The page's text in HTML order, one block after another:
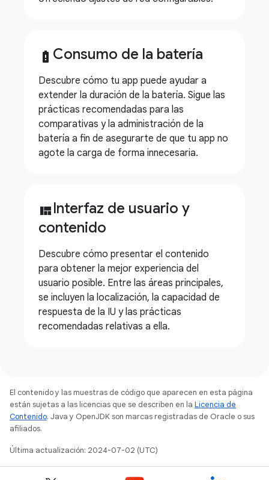
battery_alert Consumo de la batería
Descubre cómo tu app puede ayudar a
extender la duración de la batería. Sigue las
prácticas recomendadas para las
comparativas y la administración de la
batería a fin de asegurarte de que tu app no
agote la carga de forma innecesaria.
view_quilt Interfaz de usuario y
contenido
Descubre cómo presentar el contenido
para obtener la mejor experiencia del
usuario posible. Entre las áreas principales,
se incluyen la localización, la capacidad de
respuesta de la IU y las prácticas
recomendadas relativas a ella.
El contenido y las muestras de código que aparecen en esta página
están sujetas a las licencias que se describen en la Licencia de
Contenido. Java y OpenJDK son marcas registradas de Oracle o sus
afiliados.
Última actualización: 2024-07-02 (UTC)